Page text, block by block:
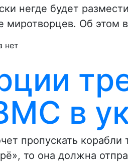
негде будет
миротворцев. Об этом
нет
в
пропускать
то она должна